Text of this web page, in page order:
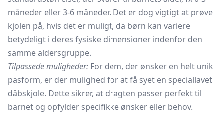
måneder eller 3-6 måneder. Det er dog vigtigt at prøve
kjolen på, hvis det er muligt, da børn kan variere
betydeligt i deres fysiske dimensioner indenfor den
samme aldersgruppe.
Tilpassede muligheder: For dem, der ønsker en helt unik
pasform, er der mulighed for at få syet en speciallavet
dåbskjole. Dette sikrer, at dragten passer perfekt til
barnet og opfylder specifikke ønsker eller behov.